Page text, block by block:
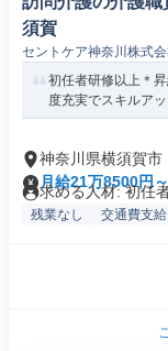
須賀
セントケア神奈川株式
初任者研修以上＊
度充実でスキルア
神奈川県横須賀市
月給21万8500円
求める人材: 初任
残業なし 交通費支給